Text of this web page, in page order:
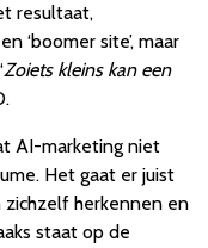
resultaat,
‘boomer site’, maar
Zoiets kleins kan een
AI-marketing niet
Het gaat er juist
herkennen en
staat op de